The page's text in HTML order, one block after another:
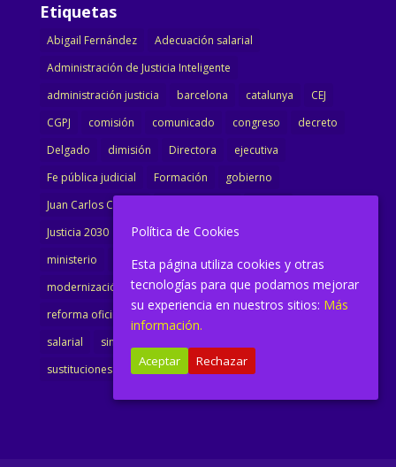
Etiquetas
Abigail Fernández
Adecuación salarial
Administración de Justicia Inteligente
administración justicia
barcelona catalunya
CEJ
CGPJ
comisión comunicado congreso
decreto
Delgado
dimisión Directora
ejecutiva
Fe pública judicial
Formación
gobierno
Juan Carlos Campo
Justicia 2030
LAJ letrados
Marta Urbano
ministerio
Ministra Justicia
Ministro de Justicia
modernización
noticias Portavoz
reforma
reforma oficina
renovación retribuciones
reunión
salarial
sindicalismo
sustituciones
Textualización Transcripciones
Política de Cookies
Esta página utiliza cookies y otras
tecnologías para que podamos mejorar
su experiencia en nuestros sitios: Más
información.
Aceptar Rechazar